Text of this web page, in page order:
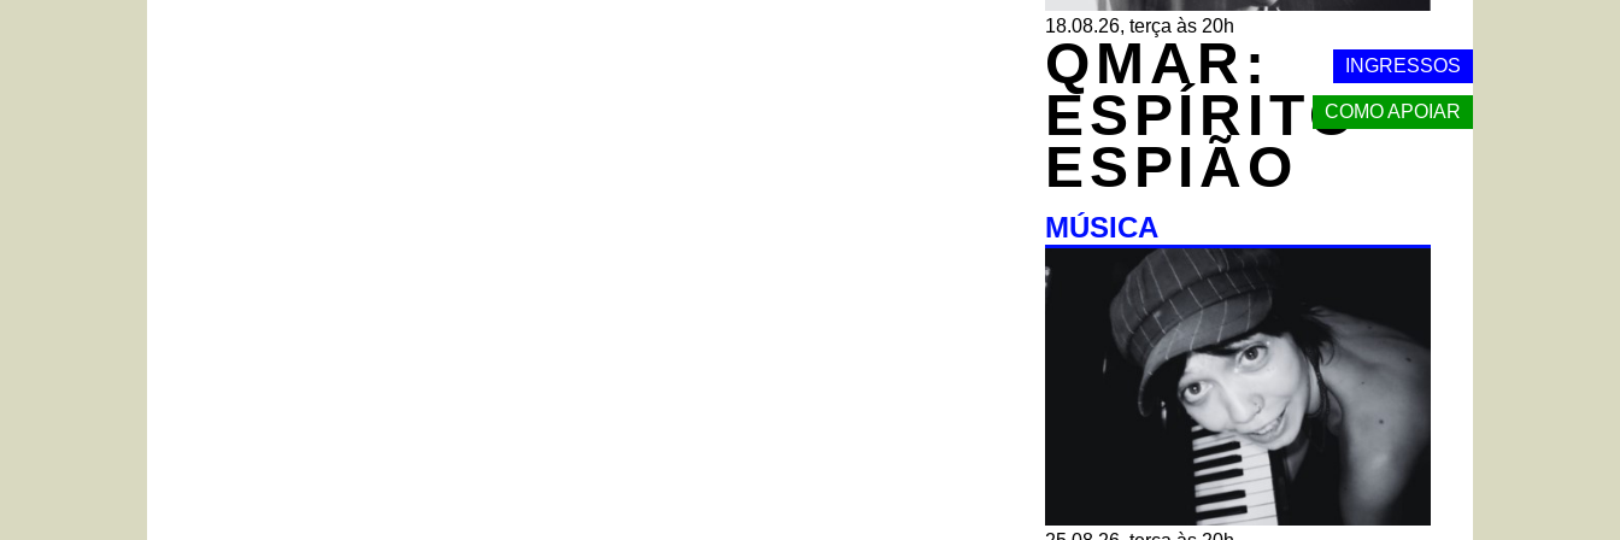
INGRESSOS
COMO APOIAR
18.08.26, terça às 20h
QMAR:
ESPÍRITO
ESPIÃO
MÚSICA